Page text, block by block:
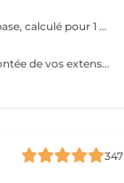
Les prix indiqués correspondent à un tarif de base, calculé pour 1 rangée avec 2 mèches, soit le minimum pour un apport de volume uniquement. Un diagnostic personnalisé est réalisé avant chaque prestation. Le tarif final varie en fonction : - de la densité de vos cheveux, -de leur longueur, -du nombre de rangées nécessaires -du résultat souhaité.
Ce rendez vous concerne uniquement la remontée de vos extensions déjà posées. Aucune nouvelle installation incluse, pour une pose complète ou de nouveaux cheveux, merci de réserver le service "nouvelle pose"
347